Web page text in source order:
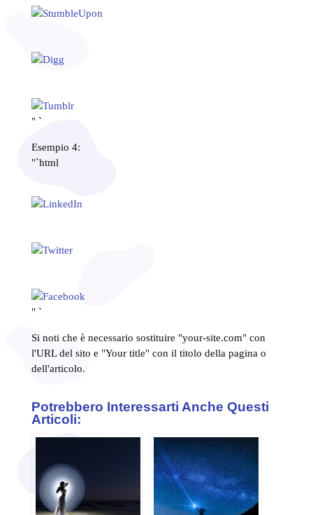
" `
Esempio 4:
"`html
" `
Si noti che è necessario sostituire "your-site.com" con
l'URL del sito e "Your title" con il titolo della pagina o
dell'articolo.
Potrebbero Interessarti Anche Questi
Articoli: